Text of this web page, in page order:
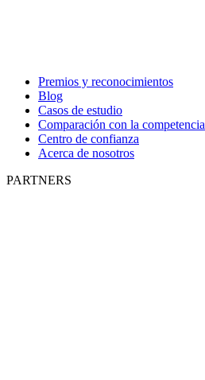
Premios y reconocimientos
Blog
Casos de estudio
Comparación con la competencia
Centro de confianza
Acerca de nosotros
PARTNERS